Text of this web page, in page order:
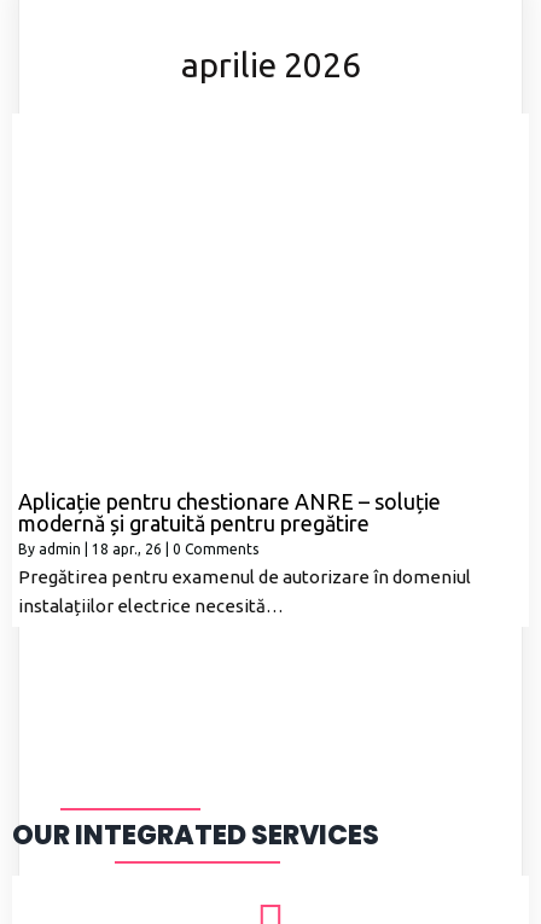
aprilie 2026
Aplicație pentru chestionare ANRE – soluție
modernă și gratuită pentru pregătire
By admin 18 apr., 26 0 Comments
Pregătirea pentru examenul de autorizare în domeniul
instalațiilor electrice necesită…
OUR INTEGRATED SERVICES